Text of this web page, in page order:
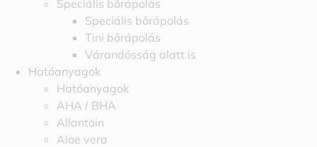
Speciális bőrápolás
Speciális bőrápolás
Tini bőrápolás
Várandósság alatt is
Hatóanyagok
Hatóanyagok
AHA / BHA
Allantoin
Aloe vera